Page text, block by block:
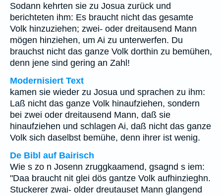
Sodann kehrten sie zu Josua zurück und
berichteten ihm: Es braucht nicht das gesamte
Volk hinzuziehen; zwei- oder dreitausend Mann
mögen hinziehen, um Ai zu unterwerfen. Du
brauchst nicht das ganze Volk dorthin zu bemühen,
denn jene sind gering an Zahl!
Modernisiert Text
kamen sie wieder zu Josua und sprachen zu ihm:
Laß nicht das ganze Volk hinaufziehen, sondern
bei zwei oder dreitausend Mann, daß sie
hinaufziehen und schlagen Ai, daß nicht das ganze
Volk sich daselbst bemühe, denn ihrer ist wenig.
De Bibl auf Bairisch
Wie s zo n Josenn zruggkaamend, gsagnd s iem:
"Daa braucht nit glei dös gantze Volk aufhinzieghn.
Stuckerer zwai- older dreutauset Mann glangend